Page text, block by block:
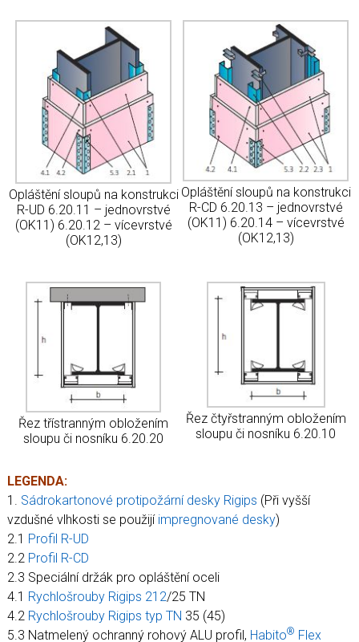
Opláštění sloupů na konstrukci
R-UD 6.20.11 – jednovrstvé
(OK11) 6.20.12 – vícevrstvé
(OK12,13)
Opláštění sloupů na konstrukci
R-CD 6.20.13 – jednovrstvé
(OK11) 6.20.14 – vícevrstvé
(OK12,13)
Řez třístranným obložením
sloupu či nosníku 6.20.20
Řez čtyřstranným obložením
sloupu či nosníku 6.20.10
LEGENDA:
1. Sádrokartonové protipožární desky Rigips (Při vyšší
vzdušné vlhkosti se použijí impregnované desky)
2.1 Profil R-UD
2.2 Profil R-CD
2.3 Speciální držák pro opláštění oceli
4.1 Rychlošrouby Rigips 212/25 TN
4.2 Rychlošrouby Rigips typ TN 35 (45)
5.3 Natmelený ochranný rohový ALU profil, Habito® Flex